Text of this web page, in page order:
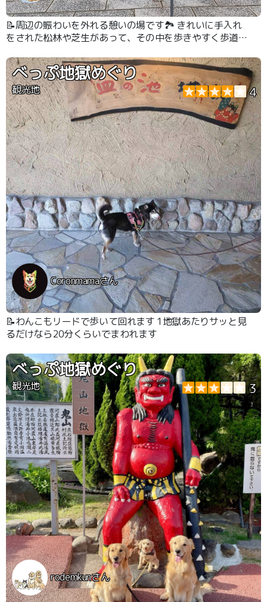
📝周辺の賑わいを外れる憩いの場です🏞 きれいに手入れ
をされた松林や芝生があって、その中を歩きやすく歩道が
は東門の前に1時間までは無料で停めることができるもの
があります🅿
べっぷ地獄めぐり
観光地 4
Coronmamaさん
📝わんこもリードで歩いて回れます 1地獄あたりサッと見
るだけなら20分くらいでまわれます
べっぷ地獄めぐり
観光地 3
rodemkunさん